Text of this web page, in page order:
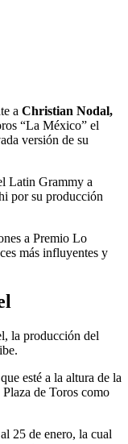
a Christian Nodal,
“La México” el
versión de su
Latin Grammy a
por su producción
a Premio Lo
más influyentes y
la producción del
esté a la altura de la
de Toros como
25 de enero, la cual